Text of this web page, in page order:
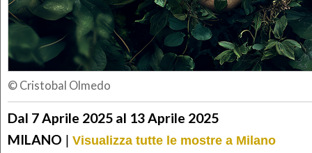
© Cristobal Olmedo
Dal 7 Aprile 2025 al 13 Aprile 2025
MILANO | Visualizza tutte le mostre a Milano